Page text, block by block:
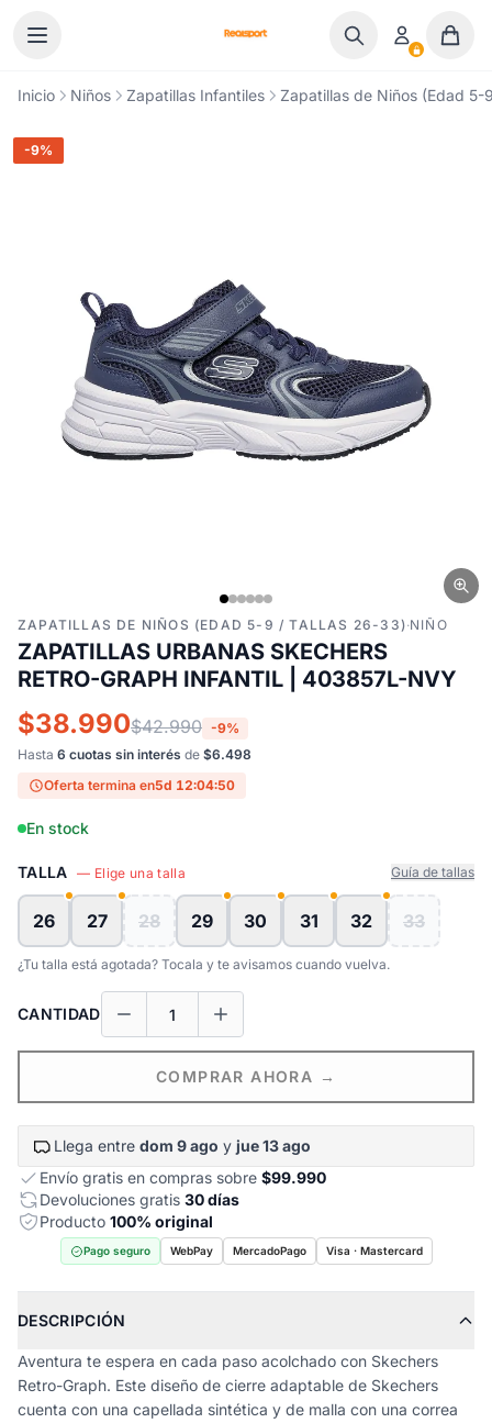
Inicio Niños Zapatillas Infantiles Zapatillas de Niños (Edad
-9%
ZAPATILLAS DE NIÑOS (EDAD 5-9 / TALLAS 26-33)·NIÑO
ZAPATILLAS URBANAS SKECHERS
RETRO-GRAPH INFANTIL | 403857L-NVY
$38.990$42.990 -9%
Hasta 6 cuotas sin interés de $6.498
Oferta termina en5d 12:04:49
En stock
TALLA — Elige una talla Guía de tallas
26 27 28 29 30 31 32 33
¿Tu talla está agotada? Tocala y te avisamos cuando vuelva.
CANTIDAD
COMPRAR AHORA →
Llega entre dom 9 ago y jue 13 ago
Envío gratis en compras sobre $99.990
Devoluciones gratis 30 días
Producto 100% original
Pago seguro WebPay MercadoPago Visa · Mastercard
DESCRIPCIÓN
Aventura te espera en cada paso acolchado con Skechers
Retro-Graph. Este diseño de cierre adaptable de Skechers
cuenta con una capellada sintética y de malla con una correa